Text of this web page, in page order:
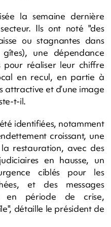
la semaine dernière
Ils ont noté "des
ou stagnantes dans
gîtes), une dépendance
pour réaliser leur chiffre
en recul, en partie à
attractive et d’une image
t-il.
identifiées, notamment
croissant, une
restauration, avec des
en hausse, un
ciblés pour les
et des messages
en période de crise,
détaille le président de